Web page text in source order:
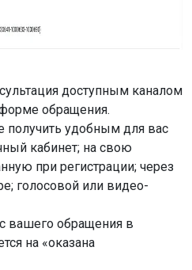
доступным каналом
обращения.
удобным для вас
кабинет; на свою
при регистрации; через
голосовой или видео-
вашего обращения в
на «оказана